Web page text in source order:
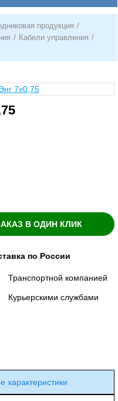
продукция /
/ Кабели управления /
В ОДИН КЛИК
по России
Транспортной компанией
Курьерскими службами
характеристики